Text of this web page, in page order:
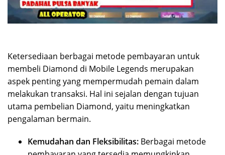
Ketersediaan berbagai metode pembayaran untuk
membeli Diamond di Mobile Legends merupakan
aspek penting yang mempermudah pemain dalam
melakukan transaksi. Hal ini sejalan dengan tujuan
utama pembelian Diamond, yaitu meningkatkan
pengalaman bermain.
Kemudahan dan Fleksibilitas: Berbagai metode